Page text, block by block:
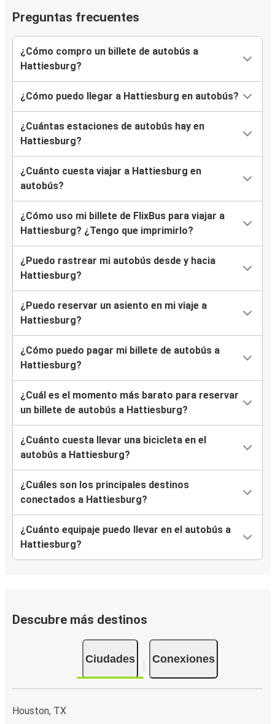
Preguntas frecuentes
¿Cómo compro un billete de autobús a
Hattiesburg?
¿Cómo puedo llegar a Hattiesburg en autobús?
¿Cuántas estaciones de autobús hay en
Hattiesburg?
¿Cuánto cuesta viajar a Hattiesburg en
autobús?
¿Cómo uso mi billete de FlixBus para viajar a
Hattiesburg? ¿Tengo que imprimirlo?
¿Puedo rastrear mi autobús desde y hacia
Hattiesburg?
¿Puedo reservar un asiento en mi viaje a
Hattiesburg?
¿Cómo puedo pagar mi billete de autobús a
Hattiesburg?
¿Cuál es el momento más barato para reservar
un billete de autobús a Hattiesburg?
¿Cuánto cuesta llevar una bicicleta en el
autobús a Hattiesburg?
¿Cuáles son los principales destinos
conectados a Hattiesburg?
¿Cuánto equipaje puedo llevar en el autobús a
Hattiesburg?
Descubre más destinos
Ciudades Conexiones
Houston, TX